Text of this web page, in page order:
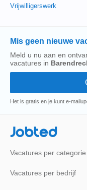
Vrijwilligerswerk
Mis geen nieuwe
Meld u nu aan en
vacatures in
Het is gratis en je kunt e-
Jobted
Vacatures per categorie
Vacatures per bedrijf